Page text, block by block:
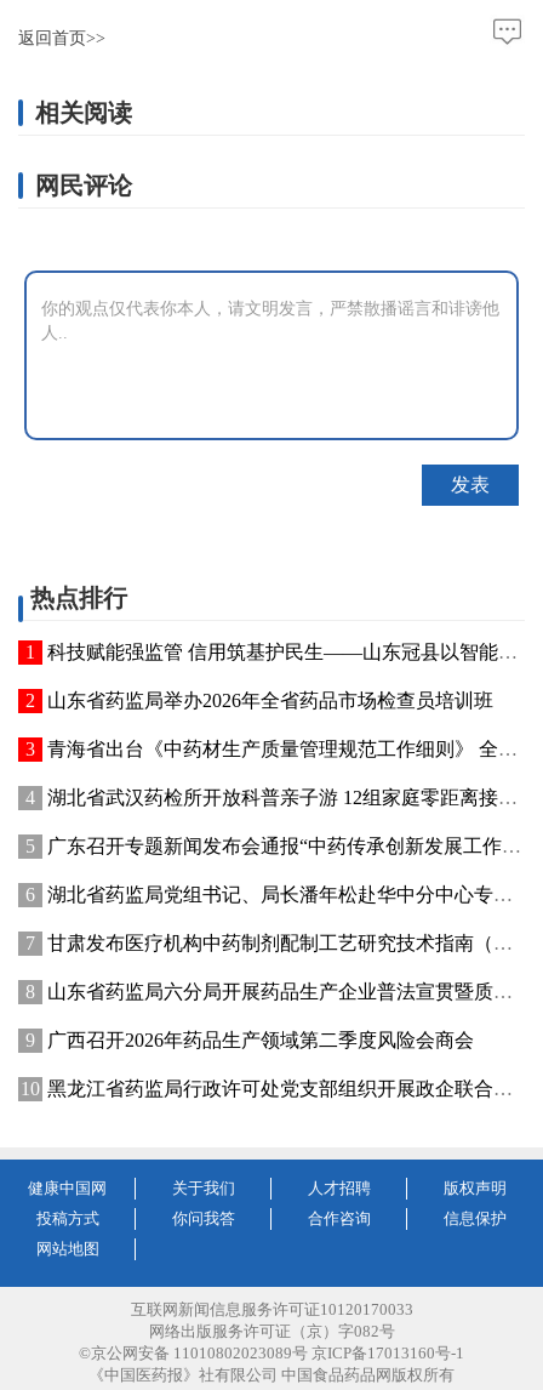
返回首页>>
相关阅读
网民评论
热点排行
科技赋能强监管 信用筑基护民生——山东冠县以智能管控提质“两定机构”医保服务能力
山东省药监局举办2026年全省药品市场检查员培训班
青海省出台《中药材生产质量管理规范工作细则》 全面强化中药材质量源头管控
湖北省武汉药检所开放科普亲子游 12组家庭零距离接触药品检验
广东召开专题新闻发布会通报“中药传承创新发展工作成效”
湖北省药监局党组书记、局长潘年松赴华中分中心专题调研全面从严治党工作 强调以高质量党建引领药监事业行稳致远
甘肃发布医疗机构中药制剂配制工艺研究技术指南（试行）
山东省药监局六分局开展药品生产企业普法宣贯暨质量管理提升座谈交流活动
广西召开2026年药品生产领域第二季度风险会商会
黑龙江省药监局行政许可处党支部组织开展政企联合主题党日活动
健康中国网 关于我们 人才招聘
版权声明
投稿方式
你问我答 合作咨询
信息保护
网站地图
互联网新闻信息服务许可证10120170033
网络出版服务许可证（京）字082号
©京公网安备 11010802023089号 京ICP备17013160号-1
《中国医药报》社有限公司 中国食品药品网版权所有